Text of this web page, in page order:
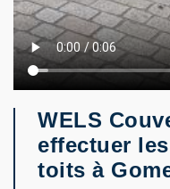
WELS
effectuer
toits à